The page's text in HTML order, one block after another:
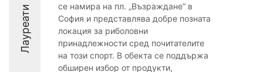
Лауреати
се намира на пл. „Възраждане“ в
София и представлява добре позната
локация за риболовни
принадлежности сред почитателите
на този спорт. В обекта се поддържа
обширен избор от продукти,